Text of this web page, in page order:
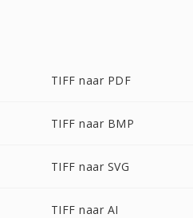
TIFF naar PDF
TIFF naar BMP
TIFF naar SVG
TIFF naar AI